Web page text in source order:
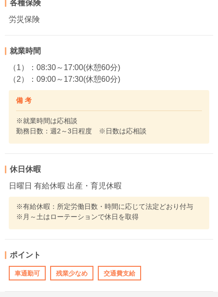
各種保険
労災保険
就業時間
（1）：08:30～17:00(休憩60分)
（2）：09:00～17:30(休憩60分)
備 考
※就業時間は応相談
勤務日数：週2～3日程度 ※日数は応相談
休日休暇
日曜日 有給休暇 出産・育児休暇
※有給休暇：所定労働日数・時間に応じて法定どおり付与
※月～土はローテーションで休日を取得
ポイント
車通勤可 残業少なめ 交通費支給